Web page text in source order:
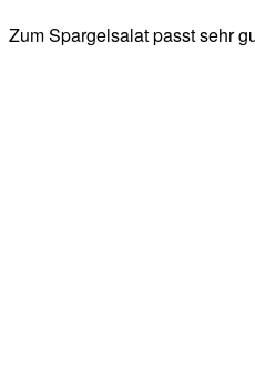
Zum Spargelsalat passt sehr